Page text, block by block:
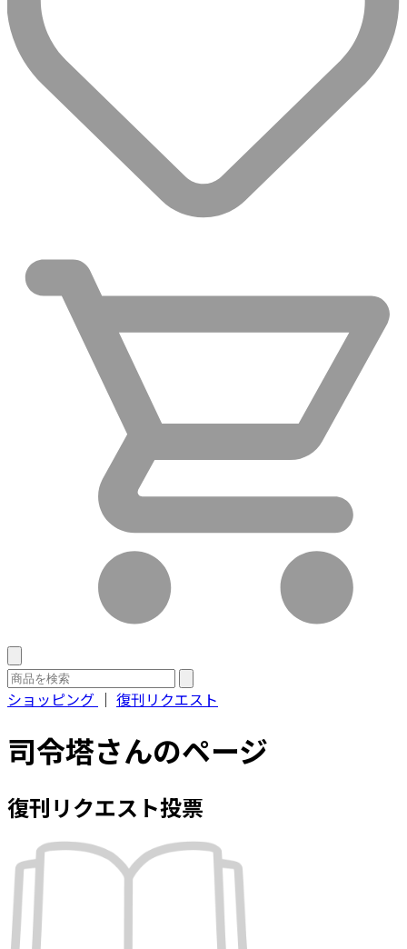
ショッピング ｜ 復刊リクエスト
司令塔さんのページ
復刊リクエスト投票